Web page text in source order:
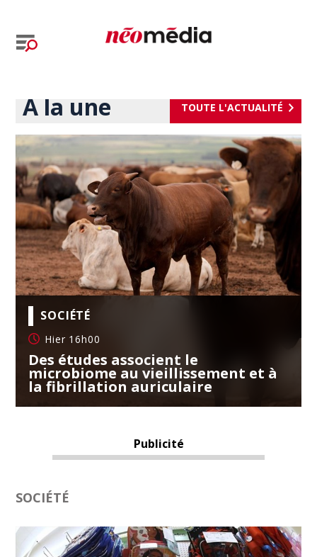
À la une TOUTE L'ACTUALITÉ
SOCIÉTÉ
Hier 16h00
Des études associent le
microbiome au vieillissement et à
la fibrillation auriculaire
Publicité
SOCIÉTÉ